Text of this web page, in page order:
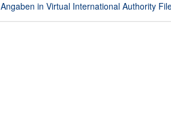
Angaben in Virtual International Authority